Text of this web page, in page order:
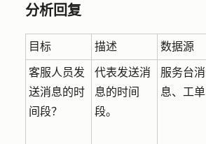
分析回复
目标 描述 数据源
客服人员发
送消息的时
间段？
代表发送消
息的时间
段。
服务台消
息、工单